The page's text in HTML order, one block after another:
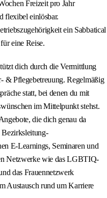
Freizeit pro Jahr
flexibel einlösbar.
ein Sabbatical
eine Reise.
dich durch die Vermittlung
& Pflegebetreuung. Regelmäßig
statt, bei denen du mit
im Mittelpunkt stehst.
die dich genau da
Bezirksleitung-
E-Learnings, Seminaren und
Netzwerke wie das LGBTIQ-
das Frauennetzwerk
Austausch rund um Karriere